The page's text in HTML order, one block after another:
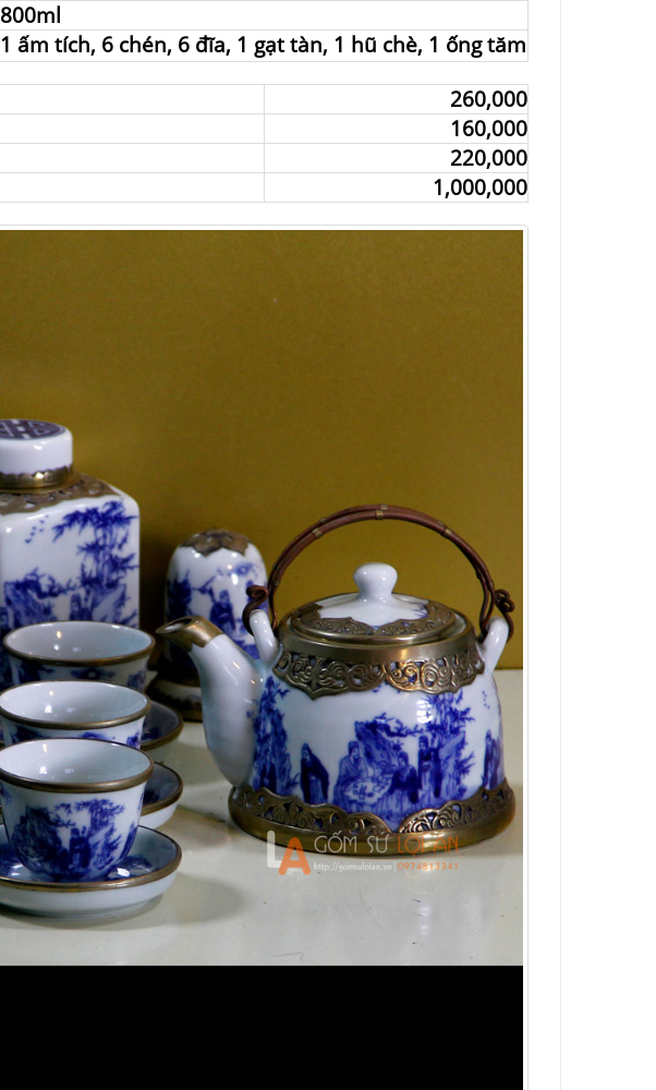
800ml
1 ấm tích, 6 chén, 6 đĩa, 1 gạt tàn, 1 hũ chè, 1 ống tăm
260,000
160,000
220,000
1,000,000